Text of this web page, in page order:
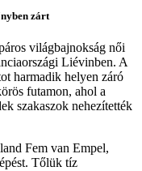
zárt
világbajnokság női
Liévinben. A
harmadik helyen záró
futamon, ahol a
szakaszok nehezítették
Fem van Empel,
Tőlük tíz